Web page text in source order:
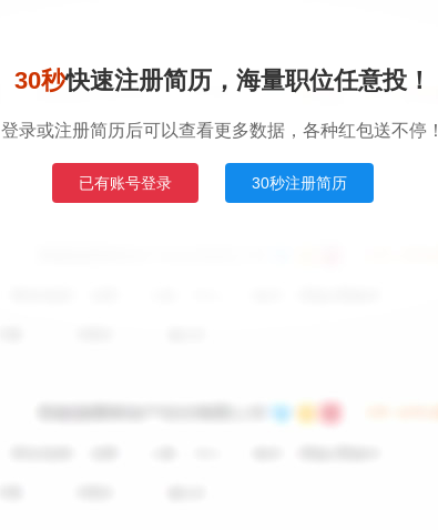
30秒快速注册简历，海量职位任意投！
登录或注册简历后可以查看更多数据，各种红包送不停！
已有账号登录 30秒注册简历